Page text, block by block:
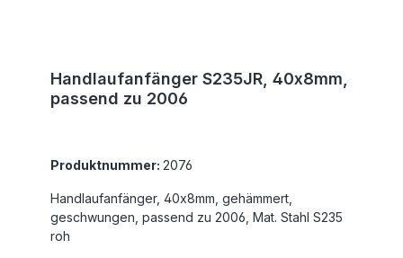
Handlaufanfänger S235JR, 40x8mm,
passend zu 2006
Produktnummer: 2076
Handlaufanfänger, 40x8mm, gehämmert,
geschwungen, passend zu 2006, Mat. Stahl S235
roh